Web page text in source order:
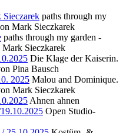
Sieczarek paths through my
Mark Sieczkarek
paths through my garden -
Sieczkarek
Die Klage der Kaiserin.
Pina Bausch
2025 Malou and Dominique.
Mark Sieczkarek
Ahnen ahnen
Open Studio-